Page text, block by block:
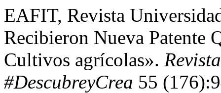
EAFIT, Revista
Recibieron Nueva Patente
Cultivos agrícolas».
#DescubreyCrea 55